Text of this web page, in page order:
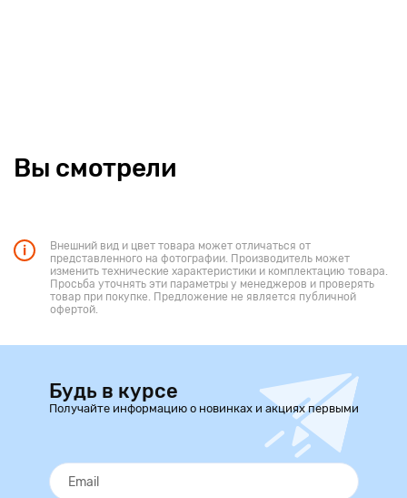
Вы смотрели
Внешний вид и цвет товара может отличаться от
представленного на фотографии. Производитель может
изменить технические характеристики и комплектацию товара.
Просьба уточнять эти параметры у менеджеров и проверять
товар при покупке. Предложение не является публичной
офертой.
Будь в курсе
Получайте информацию о новинках и акциях первыми